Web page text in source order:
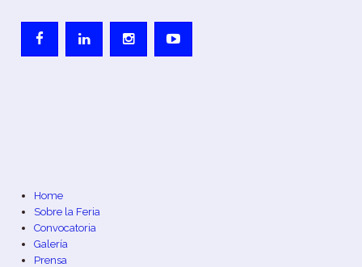
Home
Sobre la Feria
Convocatoria
Galería
Prensa